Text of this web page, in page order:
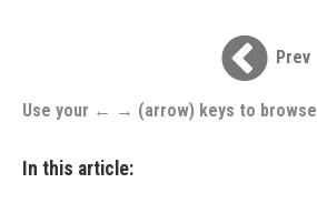
Prev
Use your ← → (arrow) keys to browse
In this article: